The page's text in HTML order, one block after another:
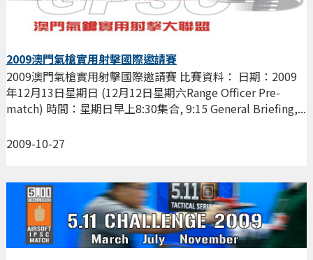
2009澳門氣槍實用射擊國際邀請賽
2009-10-27
2009澳門氣槍實用射擊國際邀請賽 比賽資料： 日期：2009
年12月13日星期日 (12月12日星期六Range Officer Pre-
match) 時間：星期日早上8:30集合, 9:15 General Briefing,...